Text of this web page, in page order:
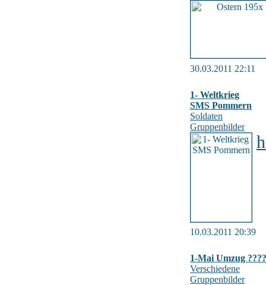
30.03.2011 22:11
1- Weltkrieg
SMS Pommern
Soldaten
Gruppenbilder
10.03.2011 20:39
1-Mai Umzug
Verschiedene
Gruppenbilder